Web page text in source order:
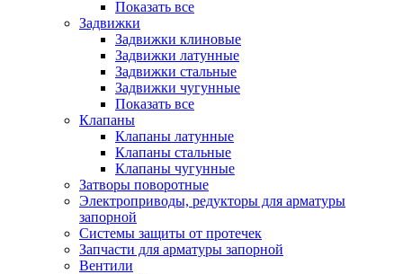
Показать все
Задвижки
Задвижки клиновые
Задвижки латунные
Задвижки стальные
Задвижки чугунные
Показать все
Клапаны
Клапаны латунные
Клапаны стальные
Клапаны чугунные
Затворы поворотные
Электроприводы, редукторы для арматуры
запорной
Системы защиты от протечек
Запчасти для арматуры запорной
Вентили